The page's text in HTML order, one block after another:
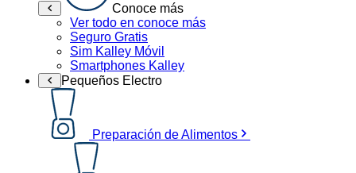
Conoce más
Ver todo en conoce más
Seguro Gratis
Sim Kalley Móvil
Smartphones Kalley
Pequeños Electro
Preparación de Alimentos